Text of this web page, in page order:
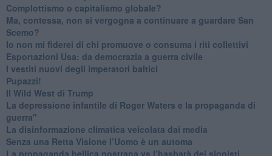
​Complottismo o capitalismo globale?
​Ma, contessa, non si vergogna a continuare a guardare San
Scemo?
​Io non mi fiderei di chi promuove o consuma i riti collettivi
Esportazioni Usa: da democrazia a guerra civile
​I vestiti nuovi degli imperatori baltici
​Pupazzi!
​Il Wild West di Trump
​La depressione infantile di Roger Waters e la propaganda di
guerra"
​La disinformazione climatica veicolata dai media
Senza una Retta Visione l’Uomo è un automa
​La propaganda bellica nostrana vs l’hasbarà dei sionisti